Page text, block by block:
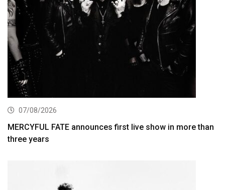
07/08/2026
MERCYFUL FATE announces first live show in more than
three years